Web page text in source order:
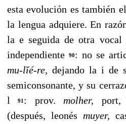
esta evolución es también
la lengua adquiere. En
la e seguida de otra
independiente
90: no se
mu-lĭé-re, dejando la i de
semiconsonante, y su
l91 : prov. molher, port,
(después, leonés muyer,